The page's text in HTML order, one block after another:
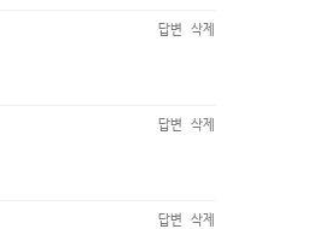
답변 삭제
답변 삭제
답변 삭제